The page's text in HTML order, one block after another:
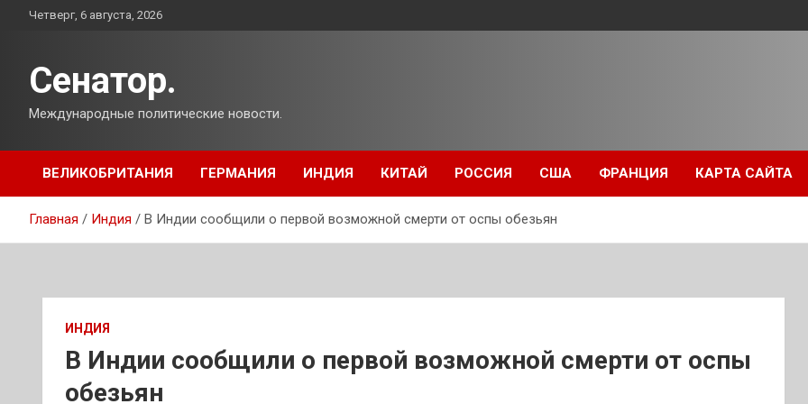
ПерейтиЧетверг, 6 августа, 2026
Сенатор.
Международные политические новости.
ВЕЛИКОБРИТАНИЯ ГЕРМАНИЯ ИНДИЯ КИТАЙ РОССИЯ США ФРАНЦИЯ КАРТА САЙТА
Главная Индия В Индии сообщили о первой возможной смерти от оспы обезьян
ИНДИЯ
В Индии сообщили о первой возможной смерти от оспы
обезьян